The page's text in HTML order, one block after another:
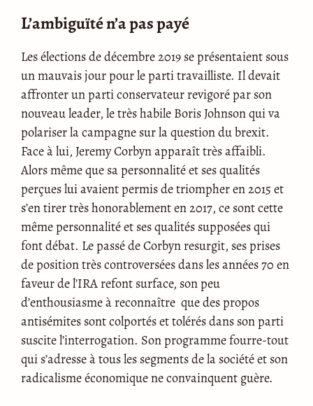
L’ambiguïté n’a pas payé
Les élections de décembre 2019 se présentaient sous
un mauvais jour pour le parti travailliste. Il devait
affronter un parti conservateur revigoré par son
nouveau leader, le très habile Boris Johnson qui va
polariser la campagne sur la question du brexit.
Face à lui, Jeremy Corbyn apparaît très affaibli.
Alors même que sa personnalité et ses qualités
perçues lui avaient permis de triompher en 2015 et
s’en tirer très honorablement en 2017, ce sont cette
même personnalité et ses qualités supposées qui
font débat. Le passé de Corbyn resurgit, ses prises
de position très controversées dans les années 70 en
faveur de l’IRA refont surface, son peu
d’enthousiasme à reconnaître que des propos
antisémites sont colportés et tolérés dans son parti
suscite l’interrogation. Son programme fourre-tout
qui s’adresse à tous les segments de la société et son
radicalisme économique ne convainquent guère.